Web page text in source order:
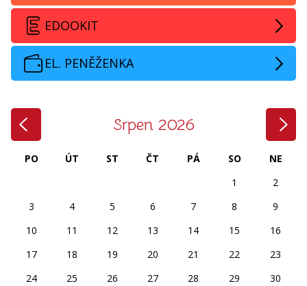
EDOOKIT
EL. PENĚŽENKA
Srpen 2026
PO ÚT ST ČT PÁ SO
NE
1
2
3
4 5 6 7 8
9
10
11 12 13 14 15
16
17
18 19 20 21 22
23
24
25 26 27 28 29
30